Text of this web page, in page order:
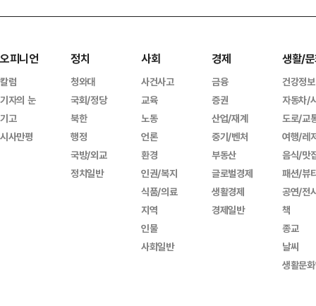
오피니언
칼럼
기자의 눈
기고
시사만평
정치
청와대
국회/정당
북한
행정
국방/외교
정치일반
사회
사건사고
교육
노동
언론
환경
인권/복지
식품/의료
지역
인물
사회일반
경제
금융
증권
산업/재계
중기/벤처
부동산
글로벌경제
생활경제
경제일반
생활/
건강정보
자동차/
도로/교
여행/레
음식/맛
패션/뷰
공연/전
책
종교
날씨
생활문